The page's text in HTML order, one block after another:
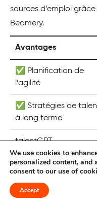
sources d’emploi
Beamery.
Avantages
✅ Planification de
l’agilité
✅ Stratégies de
à long terme
talentGPT
Beamery est-il
L’information sur les
We use cookies to
personalized content,
consent to our use of
Accept